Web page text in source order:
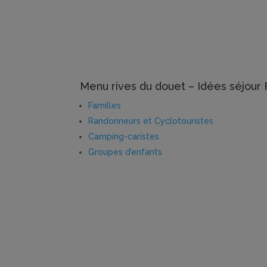
Menu rives du douet – Idées séjour
Familles
Randonneurs et Cyclotouristes
Camping-caristes
Groupes d’enfants